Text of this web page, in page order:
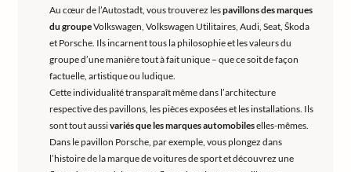
Au cœur de l’Autostadt, vous trouverez lespavillons des marques
du groupeVolkswagen, Volkswagen Utilitaires, Audi, Seat, Škoda
et Porsche. Ils incarnent tous la philosophie et les valeurs du
groupe d’une manière tout à fait unique – que ce soit de façon
factuelle, artistique ou ludique.
Cette individualité transparaît même dans l’architecture
respective des pavillons, les pièces exposées et les installations. Ils
sont tout aussivariés que les marques automobileselles-mêmes.
Dans le pavillon Porsche, par exemple, vous plongez dans
l’histoire de la marque de voitures de sport et découvrez une